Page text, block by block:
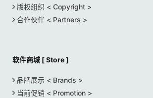
版权组织 < Copyright >
合作伙伴 < Partners >
软件商城 [ Store ]
品牌展示 < Brands >
当前促销 < Promotion >